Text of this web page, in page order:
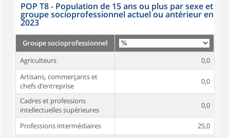
POP T8 - Population de 15 ans ou plus par sexe et
groupe socioprofessionnel actuel ou antérieur en
2023
Groupe socioprofessionnel
Agriculteurs
0,0
Artisans, commerçants et
chefs d’entreprise
0,0
Cadres et professions
intellectuelles supérieures
0,0
Professions intermédiaires
25,0